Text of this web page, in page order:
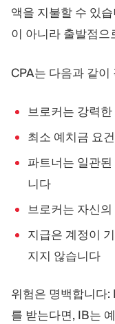
액을 지불할 수 있
이 아니라 출발점으
CPA는 다음과 같이
브로커는 강력
최소 예치금 요
파트너는 일관
니다
브로커는 자신
지급은 계정이
지지 않습니다
위험은 명백합니다
를 받는다면, IB는